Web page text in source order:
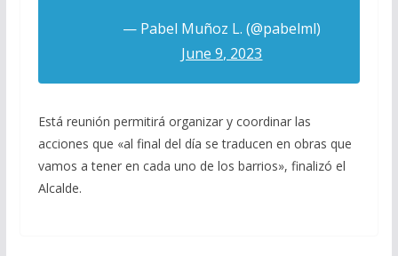
— Pabel Muñoz L. (@pabelml)
June 9, 2023
Está reunión permitirá organizar y coordinar las
acciones que «al final del día se traducen en obras que
vamos a tener en cada uno de los barrios», finalizó el
Alcalde.